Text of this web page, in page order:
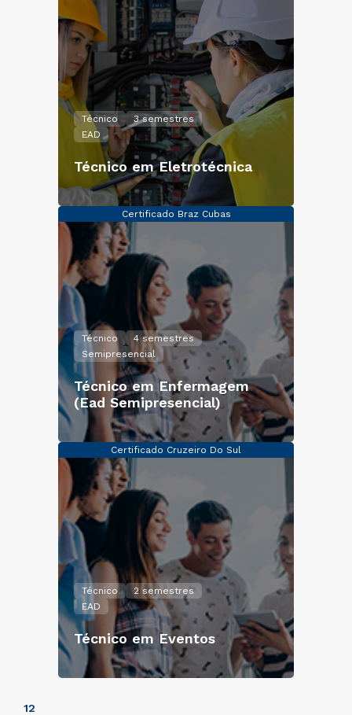
Técnico
3 semestres
EAD
Técnico em Eletrotécnica
Certificado Braz Cubas
Técnico
4 semestres
Semipresencial
Técnico em Enfermagem
(Ead Semipresencial)
Certificado Cruzeiro Do Sul
Técnico
2 semestres
EAD
Técnico em Eventos
12